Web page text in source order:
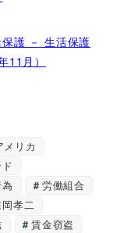
護 － 生活保護
月）
メリカ
労働組合
孝二
賃金窃盗